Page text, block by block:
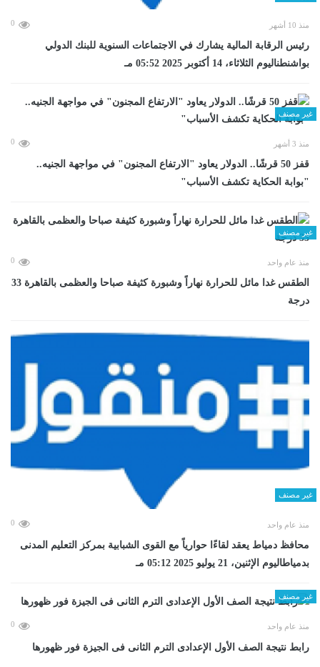
منذ 10 أشهر 0
رئيس الرقابة المالية يشارك في الاجتماعات السنوية للبنك الدولي
بواشنطناليوم الثلاثاء، 14 أكتوبر 2025 05:52 مـ
غير مصنف
منذ 3 أشهر 0
قفز 50 قرشًا.. الدولار يعاود "الارتفاع المجنون" في مواجهة الجنيه..
"بوابة الحكاية تكشف الأسباب"
غير مصنف
منذ عام واحد 0
الطقس غدا مائل للحرارة نهاراً وشبورة كثيفة صباحا والعظمى بالقاهرة 33
درجة
غير مصنف
منذ عام واحد 0
محافظ دمياط يعقد لقاءًا حوارياً مع القوى الشبابية بمركز التعليم المدنى
بدمياطاليوم الإثنين، 21 يوليو 2025 05:12 مـ
غير مصنف
منذ عام واحد 0
رابط نتيجة الصف الأول الإعدادى الترم الثانى فى الجيزة فور ظهورها